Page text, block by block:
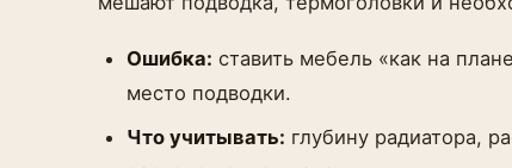
Ошибка: ставить мебель «как на
место подводки.
Что учитывать: глубину радиатора,